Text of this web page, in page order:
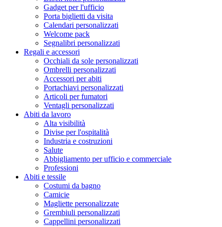
Gadget per l'ufficio
Porta biglietti da visita
Calendari personalizzati
Welcome pack
Segnalibri personalizzati
Regali e accessori
Occhiali da sole personalizzati
Ombrelli personalizzati
Accessori per abiti
Portachiavi personalizzati
Articoli per fumatori
Ventagli personalizzati
Abiti da lavoro
Alta visibilità
Divise per l'ospitalità
Industria e costruzioni
Salute
Abbigliamento per ufficio e commerciale
Professioni
Abiti e tessile
Costumi da bagno
Camicie
Magliette personalizzate
Grembiuli personalizzati
Cappellini personalizzati